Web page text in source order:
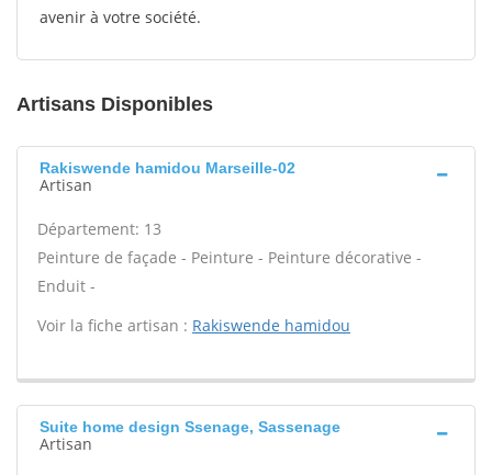
avenir à votre société.
Artisans Disponibles
Rakiswende hamidou Marseille-02
Artisan
Département: 13
Peinture de façade - Peinture - Peinture décorative -
Enduit -
Voir la fiche artisan : Rakiswende hamidou
Suite home design Ssenage, Sassenage
Artisan